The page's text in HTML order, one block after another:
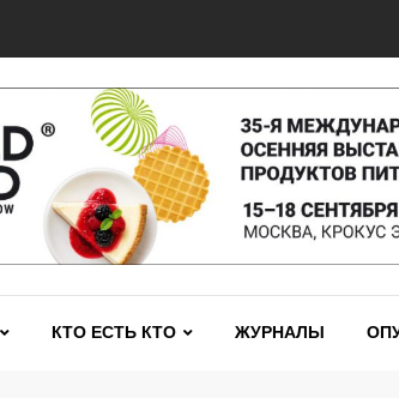
и названы лидеры исследования
КТО ЕСТЬ КТО ЖУРНАЛЫ